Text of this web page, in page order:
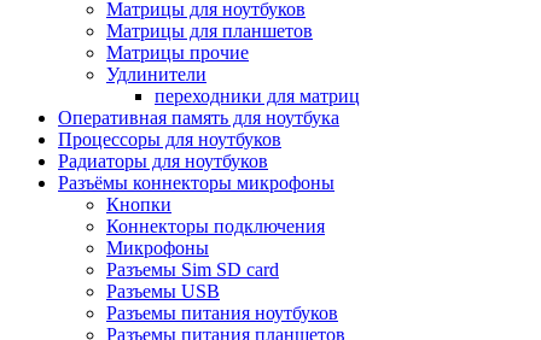
Матрицы для ноутбуков
Матрицы для планшетов
Матрицы прочие
Удлинители
переходники для матриц
Оперативная память для ноутбука
Процессоры для ноутбуков
Радиаторы для ноутбуков
Разъёмы коннекторы микрофоны
Кнопки
Коннекторы подключения
Микрофоны
Разъемы Sim SD card
Разъемы USB
Разъемы питания ноутбуков
Разъемы питания планшетов